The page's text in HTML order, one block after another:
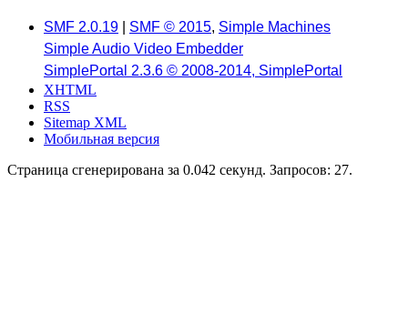
SMF 2.0.19 SMF © 2015, Simple Machines
Simple Audio Video Embedder
SimplePortal 2.3.6 © 2008-2014, SimplePortal
XHTML
RSS
Sitemap XML
Мобильная версия
Страница сгенерирована за 0.042 секунд. Запросов: 27.